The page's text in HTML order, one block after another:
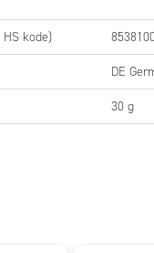
kode)
DE
30 g